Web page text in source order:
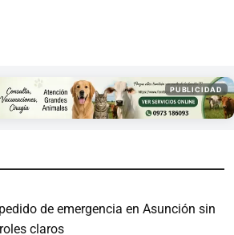
PUBLICIDAD
de emergencia en Asunción sin
claros